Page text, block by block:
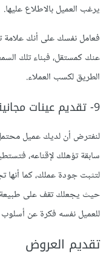
يرغب العميل بالاطلاع عليها.
فعامل نفسك على أنك علامة
عنك كمستقل، فبناء تلك
الطريق لكسب العملاء.
9- تقديم عينات مجانية للعملاء عند الحاجة
لنفترض أن لديك عميل
سابقة تؤهلك لإقناعه،
لتثبت جودة عملك، كما أنها
حيث يجعلك تقف على طبيعة
للعميل نفسه فكرة عن
تقديم العروض